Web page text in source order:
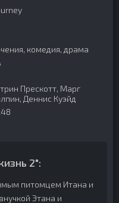
комедия, драма
Прескотт, Марг
Деннис Куэйд
2":
питомцем Итана и
Этана и